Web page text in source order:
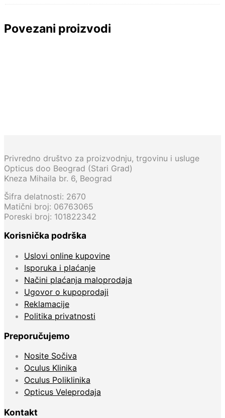
Povezani proizvodi
Privredno društvo za proizvodnju, trgovinu i usluge
Opticus doo Beograd (Stari Grad)
Kneza Mihaila br. 6, Beograd
Šifra delatnosti: 2670
Matični broj: 06763065
Poreski broj: 101822342
Korisnička podrška
Uslovi online kupovine
Isporuka i plaćanje
Načini plaćanja maloprodaja
Ugovor o kupoprodaji
Reklamacije
Politika privatnosti
Preporučujemo
Nosite Sočiva
Oculus Klinika
Oculus Poliklinika
Opticus Veleprodaja
Kontakt